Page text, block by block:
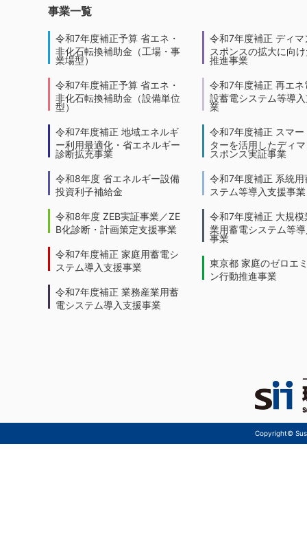
事業一覧
令和7年度補正予算 省エネ・
非化石転換補助金（工場・事
業場型）
令和7年度補正予算 省エネ・
非化石転換補助金（設備単位
型）
令和7年度補正 地域エネルギ
ー利用最適化・省エネルギー
診断拡充事業
令和8年度 省エネルギー設備
投資利子補給金
令和8年度 ZEB実証事業／ZE
B化診断・計画策定支援事業
令和7年度補正 家庭用蓄電シ
ステム導入支援事業
令和7年度補正 業務産業用蓄
電システム導入支援事業
令和7年度補正 ディマ
スポンスの拡大に向
推進事業
令和7年度補正 再エネ
設蓄電システム等導
業
令和7年度補正 スマー
ターを活用したディ
スポンス実証事業
令和7年度補正 系統用
ステム等導入支援事業
令和7年度補正 大規模
業用蓄電システム等
事業
東京都 家庭のゼロエ
ン行動推進事業
Copyright©